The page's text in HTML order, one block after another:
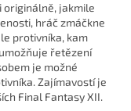
originálně, jakmile
hráč zmáčkne
protivníka, kam
řetězení
je možné
Zajímavostí je
Final Fantasy XII.